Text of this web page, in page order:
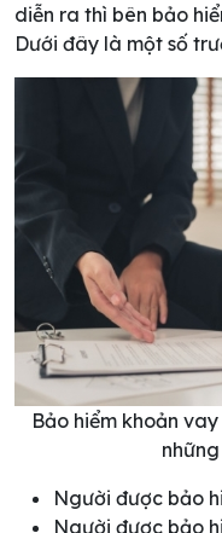
diễn ra thì bên bảo
Dưới đây là một số
Bảo hiểm khoản
Người được bảo
Người được bảo